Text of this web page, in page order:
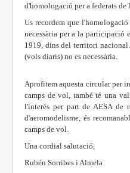
d'homologació per a federats de
Us recordem que
necessària per a la participació
1919, dins del territori
(vols diaris) no es necessària.
Aprofitem aquesta circular per
camps de vol, també té una
l'interés per part de AESA de
d'aeromodelisme, és
camps de vol.
Una cordial salutació,
Rubén Sorribes i Almela